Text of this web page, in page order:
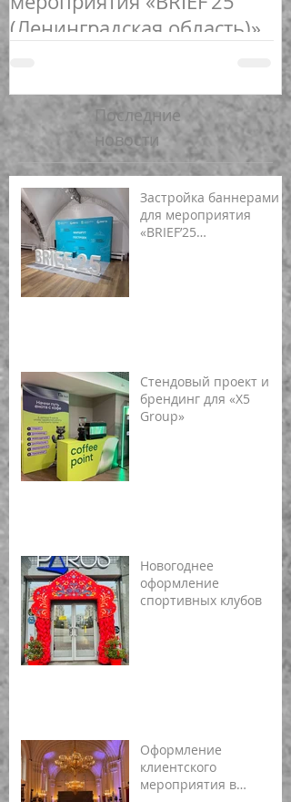
(Ленинградская область)»
Последние
новости
Застройка баннерами
для мероприятия
«BRIEF’25
Стендовый проект и
брендинг для «X5
Group»
Новогоднее
оформление
спортивных клубов
Оформление
клиентского
мероприятия в